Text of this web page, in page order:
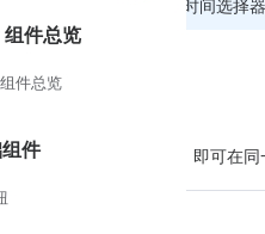
件总览
件总览
件
择器来自日期选择器和时间选择
间点
属性为 ，即可在